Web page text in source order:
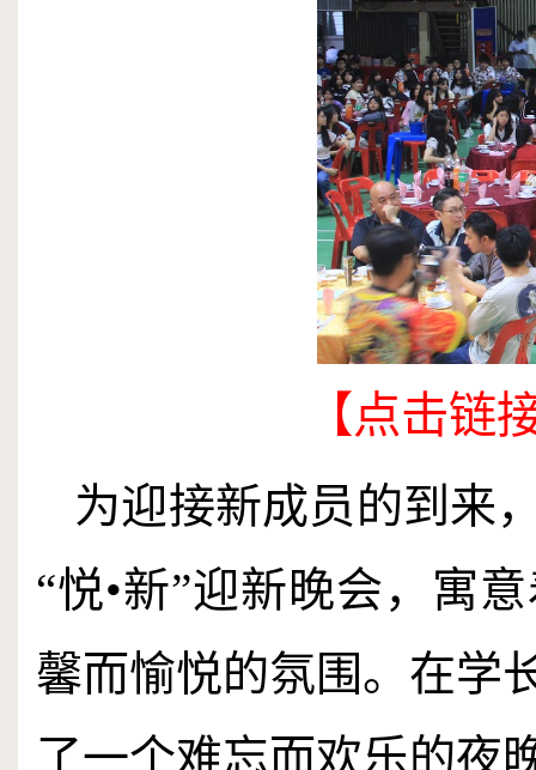
【点击
为迎接新成员的到来
“悦•新”迎新晚会，寓
馨而愉悦的氛围。在学
了一个难忘而欢乐的夜